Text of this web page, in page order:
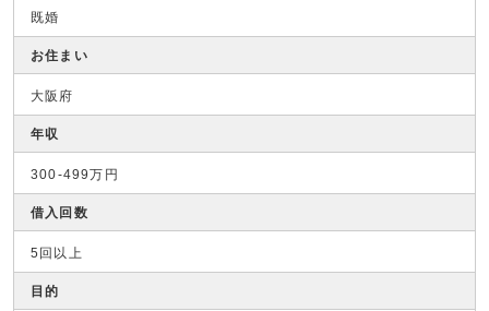
既婚
お住まい
大阪府
年収
300-499万円
借入回数
5回以上
目的